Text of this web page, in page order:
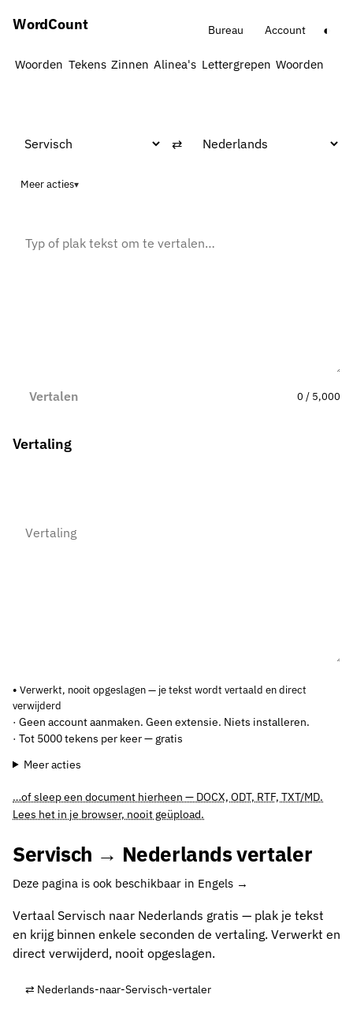
WordCount Bureau Account ◐
Woorden Tekens Zinnen Alinea's Lettergrepen Woorden →
Servisch → Nederlands vertaler
Deze pagina is ook beschikbaar in Engels →
Vertaal Servisch naar Nederlands gratis — plak je tekst
en krijg binnen enkele seconden de vertaling. Verwerkt en
direct verwijderd, nooit opgeslagen.
⇄ Nederlands-naar-Servisch-vertaler
⇄
Meer acties
Vertalen 0 / 5,000
Verwerkt, nooit opgeslagen — je tekst wordt vertaald en direct
verwijderd
· Geen account aanmaken. Geen extensie. Niets installeren.
· Tot 5000 tekens per keer — gratis
Meer acties
…of sleep een document hierheen — DOCX, ODT, RTF, TXT/MD.
Lees het in je browser, nooit geüpload.
Vertaling